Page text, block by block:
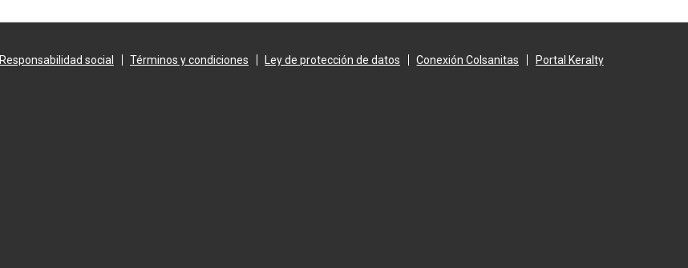
Responsabilidad social Términos y condiciones Ley de protección de datos Conexión Colsanitas Portal Keralty